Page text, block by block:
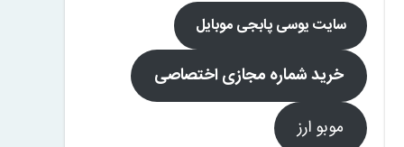
سایت یوسی پابجی موبایل
خرید شماره مجازی اختصاصی
موبو ارز